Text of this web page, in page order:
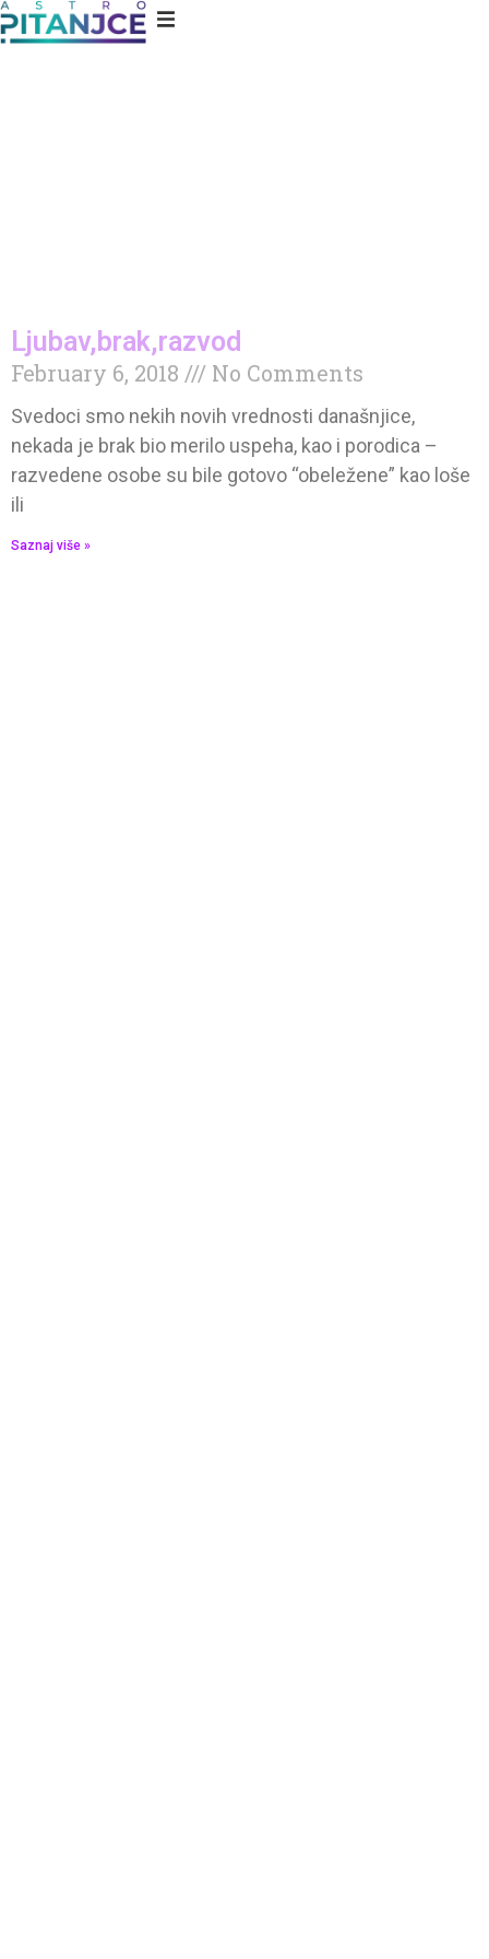
Ljubav,brak,razvod
February 6, 2018 No Comments
Svedoci smo nekih novih vrednosti današnjice,
nekada je brak bio merilo uspeha, kao i porodica –
razvedene osobe su bile gotovo “obeležene” kao loše
ili
Saznaj više »